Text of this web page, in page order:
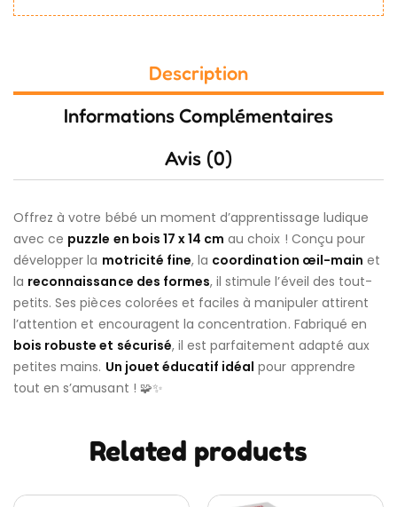
Description
Informations Complémentaires
Avis (0)
Offrez à votre bébé un moment d’apprentissage ludique
avec ce puzzle en bois 17 x 14 cm au choix ! Conçu pour
développer la motricité fine, la coordination œil-main et
la reconnaissance des formes, il stimule l’éveil des tout-
petits. Ses pièces colorées et faciles à manipuler attirent
l’attention et encouragent la concentration. Fabriqué en
bois robuste et sécurisé, il est parfaitement adapté aux
petites mains. Un jouet éducatif idéal pour apprendre
tout en s’amusant ! 🧩✨
Related products